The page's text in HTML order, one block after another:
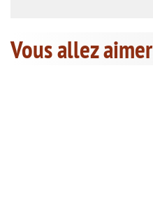
Vous allez aimer